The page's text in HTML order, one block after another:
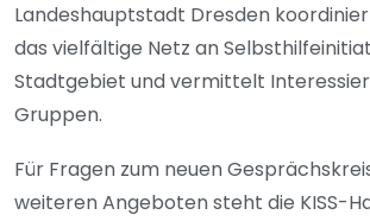
Landeshauptstadt Dresden
das vielfältige Netz an
Stadtgebiet und vermittelt
Gruppen.
Für Fragen zum neuen
weiteren Angeboten steht die KISS-